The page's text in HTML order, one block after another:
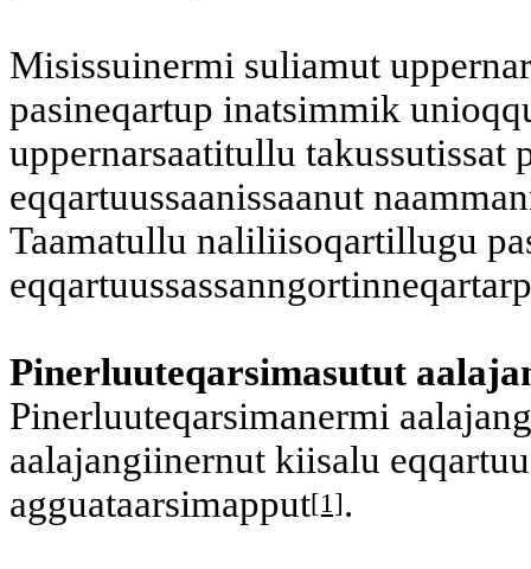
Misissuinermi suliamut
pasineqartup inatsimmik
uppernarsaatitullu takussutissat
eqqartuussaanissaanut
Taamatullu naliliisoqartillugu
Pinerluuteqarsimasutut
Pinerluuteqarsimanermi
aalajangiinernut kiisalu
agguataarsimapput[1].